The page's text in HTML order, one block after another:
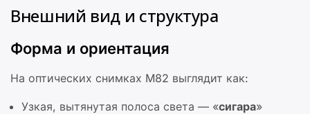
Внешний вид и структура
Форма и ориентация
На оптических снимках M82 выглядит как:
Узкая, вытянутая полоса света — «сигара»